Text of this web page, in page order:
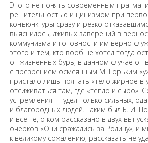
Этого не понять современным
решительностью и цинизмом при
конъюнктуры сразу и резко
выяснилось, лживых заверений в
коммунизма и готовности им верно
этого и тем, кто вообще хотел тогда
от жизненных бурь, в данном случае от
с презрением осмеянным М. Горьким
пристало лишь прятать «тело жирное в
отсиживаться там, где «тепло и сыро».
устремления — удел только сильных,
и благородных людей. Таким был Б. И.
и все те, о ком рассказано в двух
очерков «Они сражались за Родину», и
к великому сожалению, рассказать не